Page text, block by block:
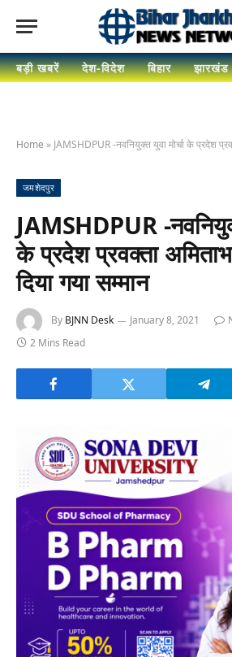
बड़ी खबरें देश-विदेश बिहार झारखंड
Home » JAMSHDPUR -नवनियुक्त युवा मोर्चा के प्रदेश प्रवक्ता
जमशेदपुर
JAMSHDPUR -
के प्रदेश प्रवक्ता
दिया गया सम्मान
By BJNN Desk January 8, 2021
2 Mins Read